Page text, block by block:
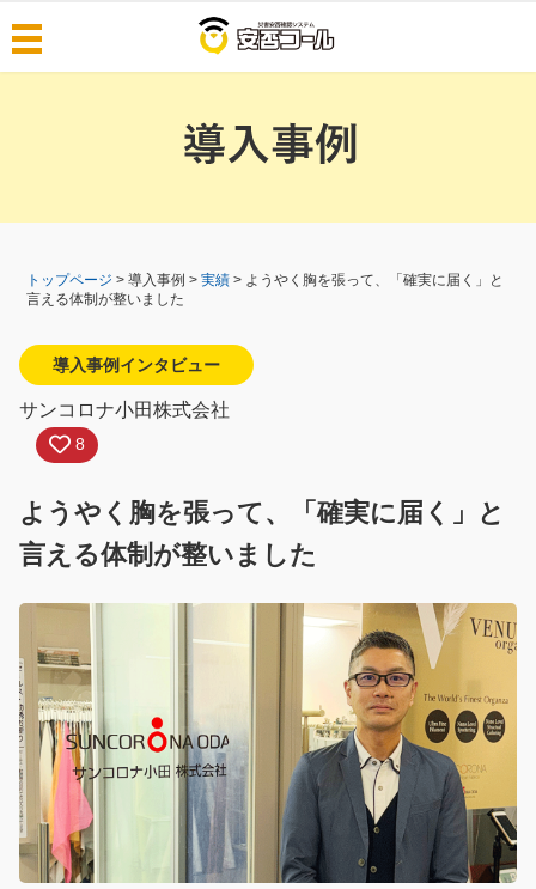
料金
選ばれる理由
安否コールの特徴
はじめての方へ
無料版アプリについて
できること
堅牢な情報セキュリティ
安否コール6.5
人気製品比較
お問い合わせ パートナー募集
資料請求 無料トライアル
個人情報の取り扱いについて メンテナンス情報
トップページ > 導入事例 >実績 > ようやく胸を張って、「確実に届く」と
言える体制が整いました
導入事例インタビュー
サンコロナ小田株式会社
8
ようやく胸を張って、「確実に届く」と
言える体制が整いました